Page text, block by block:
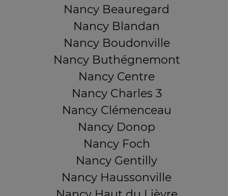
Nancy Beauregard
Nancy Blandan
Nancy Boudonville
Nancy Buthégnemont
Nancy Centre
Nancy Charles 3
Nancy Clémenceau
Nancy Donop
Nancy Foch
Nancy Gentilly
Nancy Haussonville